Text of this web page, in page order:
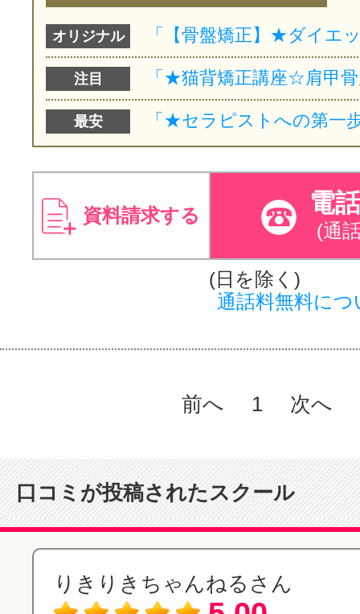
オリジナル
注目
最安
資料請求する 電
(通
(日を除く)
通話料無料につ
前へ 1 次へ
口コミが投稿されたスクール
りきりきちゃんねるさん